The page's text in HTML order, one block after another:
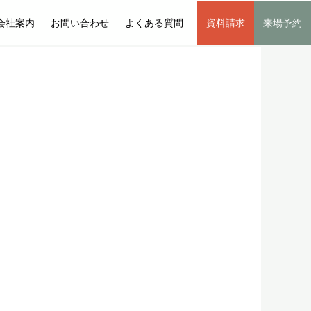
社案内 お問い合わせ よくある質問 資料請求 来場予約